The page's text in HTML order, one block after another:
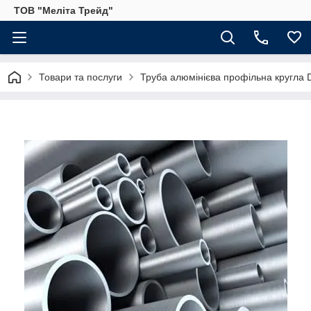
ТОВ "Меліта Трейд"
Товари та послуги Труба алюмінієва профільна